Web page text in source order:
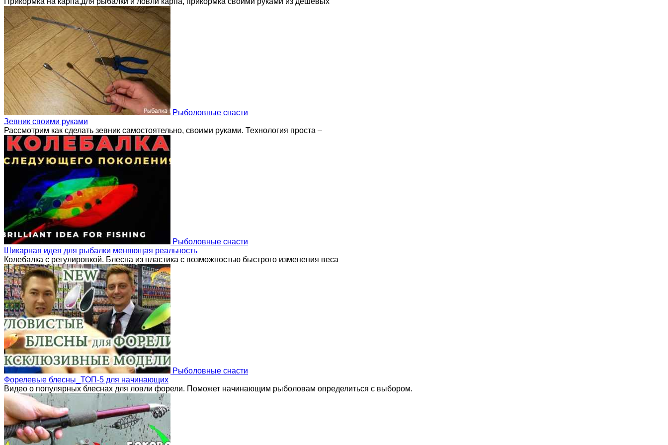
Рыболовные снасти
Зевник своими руками
Рассмотрим как сделать зевник самостоятельно, своими руками. Технология проста –
Рыболовные снасти
Шикарная идея для рыбалки меняющая реальность
Колебалка с регулировкой. Блесна из пластика с возможностью быстрого изменения веса
Рыболовные снасти
Форелевые блесны_ТОП-5 для начинающих
Видео о популярных блеснах для ловли форели. Поможет начинающим рыболовам определиться с выбором.